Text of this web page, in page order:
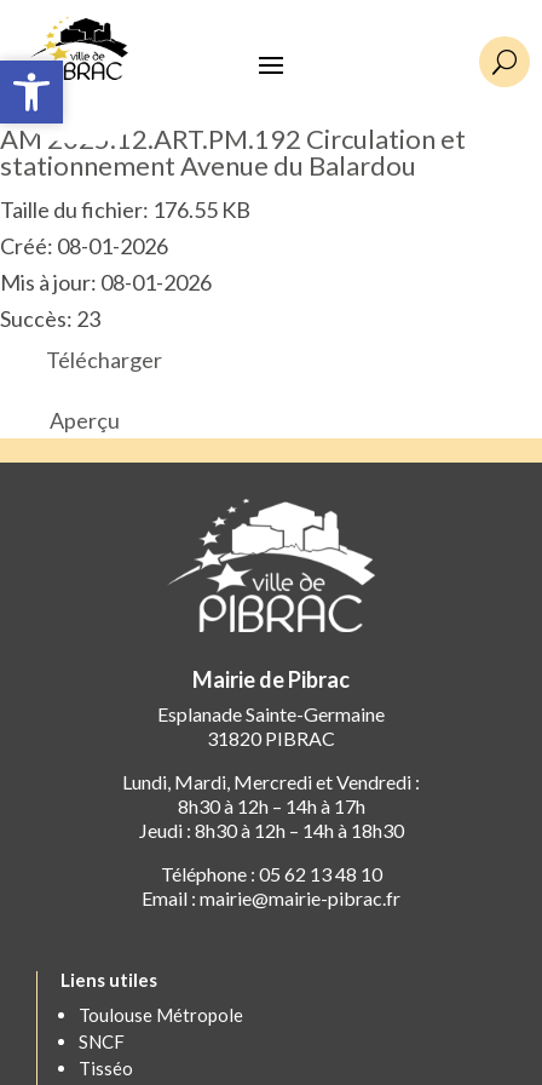
Ouvrir la barre d’outils U
AM 2025.12.ART.PM.192 Circulation et
stationnement Avenue du Balardou
Taille du fichier: 176.55 KB
Créé: 08-01-2026
Mis à jour: 08-01-2026
Succès: 23
Télécharger
Aperçu
Mairie de Pibrac
Esplanade Sainte-Germaine
31820 PIBRAC
Lundi, Mardi, Mercredi et Vendredi :
8h30 à 12h – 14h à 17h
Jeudi : 8h30 à 12h – 14h à 18h30
Téléphone : 05 62 13 48 10
Email : mairie@mairie-pibrac.fr
Liens utiles
Toulouse Métropole
SNCF
Tisséo
Ouvrir la barre d’outils